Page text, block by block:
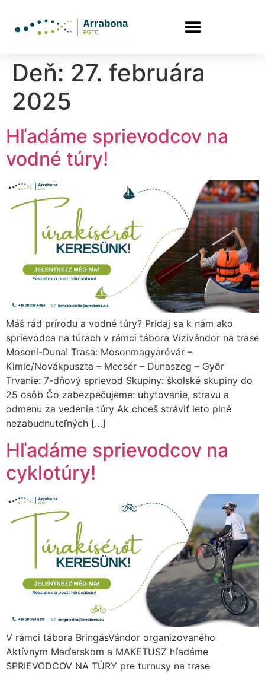
Deň: 27. februára
2025
Hľadáme sprievodcov na
vodné túry!
Máš rád prírodu a vodné túry? Pridaj sa k nám ako
sprievodca na túrach v rámci tábora Vízivándor na trase
Mosoni-Duna! Trasa: Mosonmagyaróvár –
Kimle/Novákpuszta – Mecsér – Dunaszeg – Győr
Trvanie: 7-dňový sprievod Skupiny: školské skupiny do
25 osôb Čo zabezpečujeme: ubytovanie, stravu a
odmenu za vedenie túry Ak chceš stráviť leto plné
nezabudnuteľných […]
Hľadáme sprievodcov na
cyklotúry!
V rámci tábora BringásVándor organizovaného
Aktívnym Maďarskom a MAKETUSZ hľadáme
SPRIEVODCOV NA TÚRY pre turnusy na trase